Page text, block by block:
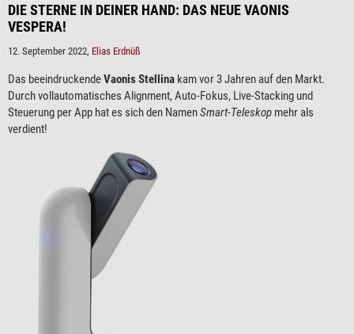
DIE STERNE IN DEINER HAND: DAS NEUE VAONIS
VESPERA!
12. September 2022, Elias Erdnüß
Das beeindruckendeVaonis Stellina kam vor 3 Jahren auf den Markt.
Durch vollautomatisches Alignment, Auto-Fokus, Live-Stacking und
Steuerung per App hat es sich den NamenSmart-Teleskop mehr als
verdient!